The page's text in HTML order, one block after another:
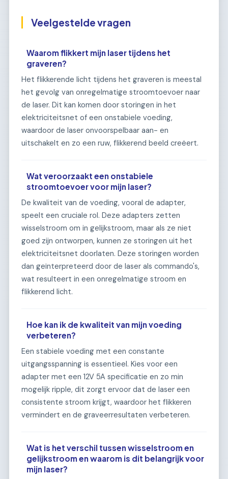
Veelgestelde vragen
Waarom flikkert mijn laser tijdens het
graveren?
Het flikkerende licht tijdens het graveren is meestal
het gevolg van onregelmatige stroomtoevoer naar
de laser. Dit kan komen door storingen in het
elektriciteitsnet of een onstabiele voeding,
waardoor de laser onvoorspelbaar aan- en
uitschakelt en zo een ruw, flikkerend beeld creëert.
Wat veroorzaakt een onstabiele
stroomtoevoer voor mijn laser?
De kwaliteit van de voeding, vooral de adapter,
speelt een cruciale rol. Deze adapters zetten
wisselstroom om in gelijkstroom, maar als ze niet
goed zijn ontworpen, kunnen ze storingen uit het
elektriciteitsnet doorlaten. Deze storingen worden
dan geïnterpreteerd door de laser als commando's,
wat resulteert in een onregelmatige stroom en
flikkerend licht.
Hoe kan ik de kwaliteit van mijn voeding
verbeteren?
Een stabiele voeding met een constante
uitgangsspanning is essentieel. Kies voor een
adapter met een 12V 5A specificatie en zo min
mogelijk ripple, dit zorgt ervoor dat de laser een
consistente stroom krijgt, waardoor het flikkeren
vermindert en de graveerresultaten verbeteren.
Wat is het verschil tussen wisselstroom en
gelijkstroom en waarom is dit belangrijk voor
mijn laser?